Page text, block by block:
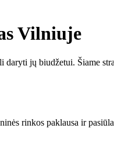
Vilniuje
jų biudžetui. Šiame
rinkos paklausa ir